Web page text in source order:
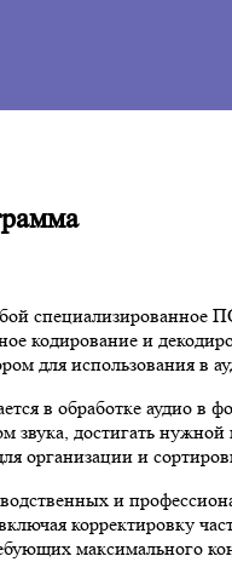
специализированное
кодирование и
для использования в
в обработке аудио в
звука, достигать
организации и
и
корректировку
максимального